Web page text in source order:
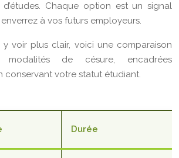
Chaque option est un signal
à vos futurs employeurs.
y voir plus clair, voici une comparaison
modalités de césure, encadrées
conservant votre statut étudiant.
Durée